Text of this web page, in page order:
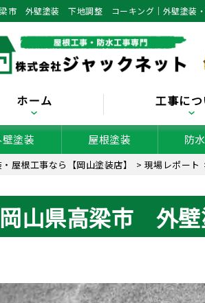
市 外壁塗装 下地調整 コーキング｜外壁塗装・
ホーム 工事につ
塗装 屋根塗装 防
屋根工事なら【岡山塗装店】 > 現場レポート
岡山県高梁市 外